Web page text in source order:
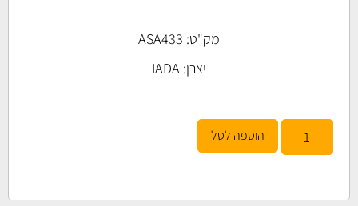
מק"ט: ASA433
יצרן: IADA
הוספה לסל